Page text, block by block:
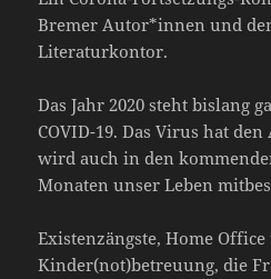
Bremer Autor*innen und
Literaturkontor.
Das Jahr 2020 steht bislang
COVID-19. Das Virus hat
wird auch in den
Monaten unser Leben
Existenzängste, Home
Kinder(not)betreuung, die